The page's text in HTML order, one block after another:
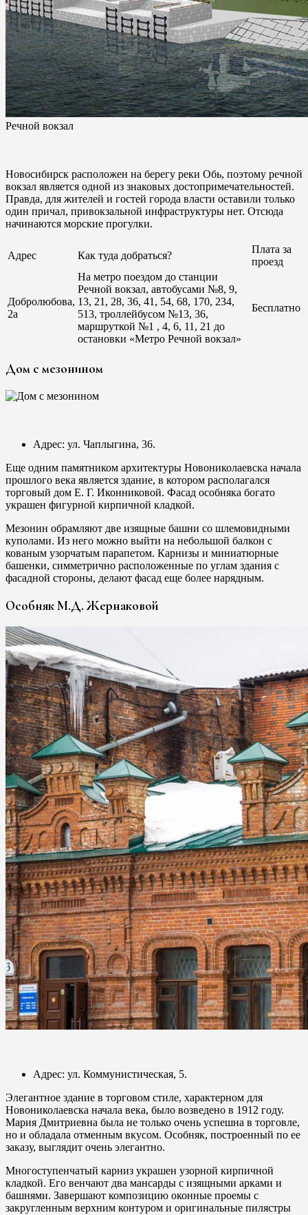
Речной вокзал
Новосибирск расположен на берегу реки Обь, поэтому речной
вокзал является одной из знаковых достопримечательностей.
Правда, для жителей и гостей города власти оставили только
один причал, привокзальной инфраструктуры нет. Отсюда
начинаются морские прогулки.
Адрес Как туда добраться?
Плата за
проезд
Добролюбова,
2а
На метро поездом до станции
Речной вокзал, автобусами №8, 9,
13, 21, 28, 36, 41, 54, 68, 170, 234,
513, троллейбусом №13, 36,
маршруткой №1 , 4, 6, 11, 21 до
остановки «Метро Речной вокзал»
Бесплатно
Дом с мезонином
Адрес: ул. Чаплыгина, 36.
Еще одним памятником архитектуры Новониколаевска начала
прошлого века является здание, в котором располагался
торговый дом Е. Г. Иконниковой. Фасад особняка богато
украшен фигурной кирпичной кладкой.
Мезонин обрамляют две изящные башни со шлемовидными
куполами. Из него можно выйти на небольшой балкон с
кованым узорчатым парапетом. Карнизы и миниатюрные
башенки, симметрично расположенные по углам здания с
фасадной стороны, делают фасад еще более нарядным.
Особняк М.Д. Жернаковой
Адрес: ул. Коммунистическая, 5.
Элегантное здание в торговом стиле, характерном для
Новониколаевска начала века, было возведено в 1912 году.
Мария Дмитриевна была не только очень успешна в торговле,
но и обладала отменным вкусом. Особняк, построенный по ее
заказу, выглядит очень элегантно.
Многоступенчатый карниз украшен узорной кирпичной
кладкой. Его венчают два мансарды с изящными арками и
башнями. Завершают композицию оконные проемы с
закругленным верхним контуром и оригинальные пилястры